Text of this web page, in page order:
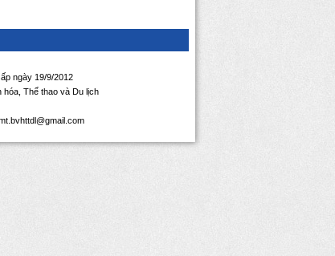
ngày 19/9/2012
Thể thao và Du lịch